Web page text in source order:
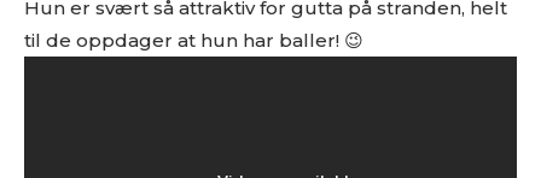
Hun er svært så attraktiv for gutta på stranden, helt
til de oppdager at hun har baller! 😉